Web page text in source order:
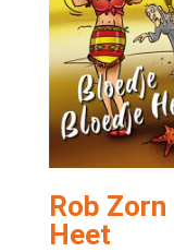
Rob
Heet